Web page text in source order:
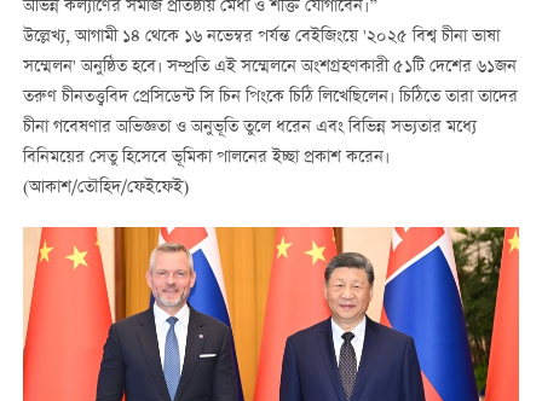
অভিন্ন কল্যাণের সমাজ প্রতিষ্ঠায় মেধা ও শক্তি যোগাবেন।”
উল্লেখ্য, আগামী ১৪ থেকে ১৬ নভেম্বর পর্যন্ত বেইজিংয়ে '২০২৫ বিশ্ব চীনা ভাষা
সম্মেলন' অনুষ্ঠিত হবে। সম্প্রতি এই সম্মেলনে অংশগ্রহণকারী ৫১টি দেশের ৬১জন
তরুণ চীনতত্ত্ববিদ প্রেসিডেন্ট সি চিন পিংকে চিঠি লিখেছিলেন। চিঠিতে তারা তাদের
চীনা গবেষণার অভিজ্ঞতা ও অনুভূতি তুলে ধরেন এবং বিভিন্ন সভ্যতার মধ্যে
বিনিময়ের সেতু হিসেবে ভূমিকা পালনের ইচ্ছা প্রকাশ করেন।
(আকাশ/তৌহিদ/ফেইফেই)